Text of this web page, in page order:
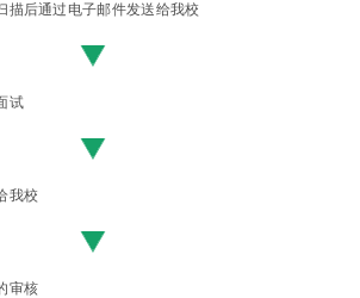
描后通过电子邮件发送给我校
试
我校
审核